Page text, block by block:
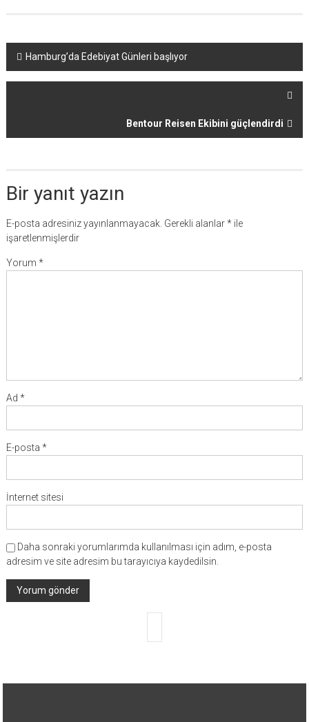
Yazı
dolaşımı
Hamburg’da Edebiyat Günleri başlıyor
Bentour Reisen Ekibini güçlendirdi
Bir yanıt yazın
E-posta adresiniz yayınlanmayacak. Gerekli alanlar*ile
işaretlenmişlerdir
Yorum *
Ad *
E-posta *
İnternet sitesi
Daha sonraki yorumlarımda kullanılması için adım, e-posta
adresim ve site adresim bu tarayıcıya kaydedilsin.